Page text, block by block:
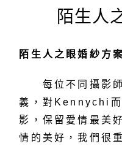
陌生人
陌生人之眼婚紗方案
每位不同攝影師
義，對Kennychi而
影，保留愛情最美
情的美好，我們很